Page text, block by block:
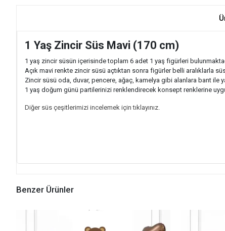
1 Yaş Zincir Süs Mavi (170 cm)
1 yaş zincir süsün içerisinde toplam 6 adet 1 yaş figürleri
Açık mavi renkte zincir süsü açtıktan sonra figürler belli aralıklarla
Zincir süsü oda, duvar, pencere, ağaç, kamelya gibi alanlara bant ile
1 yaş doğum günü partilerinizi renklendirecek konsept renklerine
Diğer süs çeşitlerimizi incelemek için tıklayınız.
Benzer Ürünler